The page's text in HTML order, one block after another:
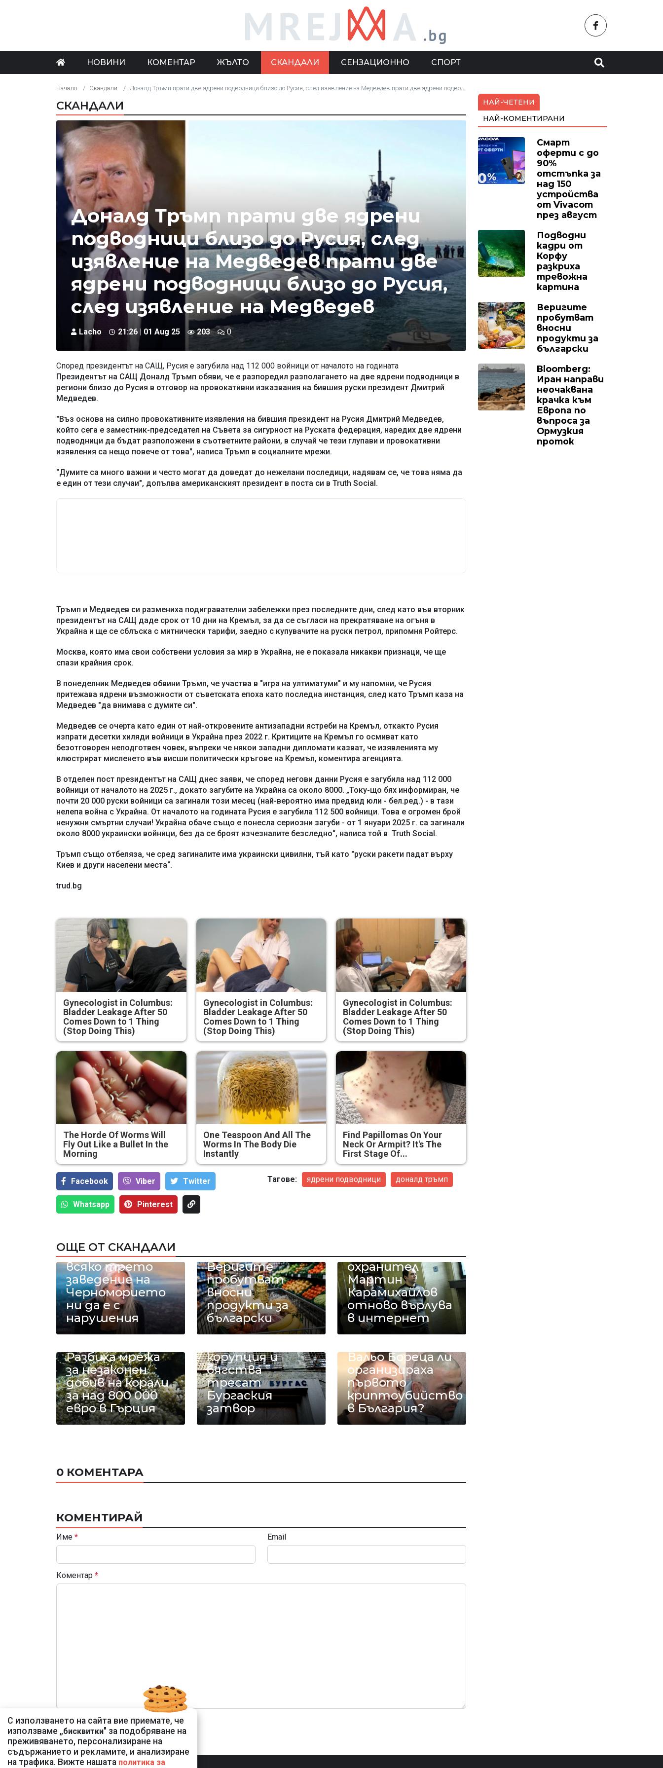
НОВИНИ КОМЕНТАР ЖЪЛТО СКАНДАЛИ СЕНЗАЦИОННО СПОРТ
Начало Скандали Доналд Тръмп прати две ядрени подводници близо до Русия, след изявление на Медведев прати две ядрени подводници близо до Русия, след изявление на Медведев
СКАНДАЛИ
Доналд Тръмп прати две ядрени
подводници близо до Русия, след
изявление на Медведев прати две
ядрени подводници близо до Русия,
след изявление на Медведев
Lacho 21:26 | 01 Aug 25 203 0
Според президентът на САЩ, Русия е загубила над 112 000 войници от началото на годината
Президентът на САЩ Доналд Тръмп обяви, че е разпоредил разполагането на две ядрени подводници в
региони близо до Русия в отговор на провокативни изказвания на бившия руски президент Дмитрий
Медведев.
"Въз основа на силно провокативните изявления на бившия президент на Русия Дмитрий Медведев,
който сега е заместник-председател на Съвета за сигурност на Руската федерация, наредих две ядрени
подводници да бъдат разположени в съответните райони, в случай че тези глупави и провокативни
изявления са нещо повече от това", написа Тръмп в социалните мрежи.
"Думите са много важни и често могат да доведат до нежелани последици, надявам се, че това няма да
е един от тези случаи", допълва американският президент в поста си в Truth Social.
Тръмп и Медведев си размениха подигравателни забележки през последните дни, след като във вторник
президентът на САЩ даде срок от 10 дни на Кремъл, за да се съгласи на прекратяване на огъня в
Украйна и ще се сблъска с митнически тарифи, заедно с купувачите на руски петрол, припомня Ройтерс.
Москва, която има свои собствени условия за мир в Украйна, не е показала никакви признаци, че ще
спази крайния срок.
В понеделник Медведев обвини Тръмп, че участва в "игра на ултиматуми" и му напомни, че Русия
притежава ядрени възможности от съветската епоха като последна инстанция, след като Тръмп каза на
Медведев "да внимава с думите си".
Медведев се очерта като един от най-откровените антизападни ястреби на Кремъл, откакто Русия
изпрати десетки хиляди войници в Украйна през 2022 г. Критиците на Кремъл го осмиват като
безотговорен неподготвен човек, въпреки че някои западни дипломати казват, че изявленията му
илюстрират мисленето във висши политически кръгове на Кремъл, коментира агенцията.
В отделен пост президентът на САЩ днес заяви, че според негови данни Русия е загубила над 112 000
войници от началото на 2025 г., докато загубите на Украйна са около 8000. „Току-що бях информиран, че
почти 20 000 руски войници са загинали този месец (най-вероятно има предвид юли - бел.ред.) - в тази
нелепа война с Украйна. От началото на годината Русия е загубила 112 500 войници. Това е огромен брой
ненужни смъртни случаи! Украйна обаче също е понесла сериозни загуби - от 1 януари 2025 г. са загинали
около 8000 украински войници, без да се броят изчезналите безследно“, написа той в Truth Social.
Тръмп също отбеляза, че сред загиналите има украински цивилни, тъй като "руски ракети падат върху
Киев и други населени места“.
trud.bg
Gynecologist in Columbus:
Bladder Leakage After 50
Comes Down to 1 Thing
(Stop Doing This)
Gynecologist in Columbus:
Bladder Leakage After 50
Comes Down to 1 Thing
(Stop Doing This)
Gynecologist in Columbus:
Bladder Leakage After 50
Comes Down to 1 Thing
(Stop Doing This)
The Horde Of Worms Will
Fly Out Like a Bullet In the
Morning
One Teaspoon And All The
Worms In The Body Die
Instantly
Find Papillomas On Your
Neck Or Armpit? It's The
First Stage Of...
Facebook Viber Тwitter
Whatsapp Pinterest
Тагове: ядрени подводници доналд тръмп
ОЩЕ ОТ СКАНДАЛИ
Анна Митова
от НАП: Запазва
тенденцията
приблизително
всяко трето
заведение на
Черноморието
ни да е с
нарушения
Веригите
пробутват
вносни
продукти за
български
Педофилът
охранител
Мартин
Карамихайлов
отново върлува
в интернет
Разбиха мрежа
за незаконен
добив на корали
за над 800 000
евро в Гърция
Смърт,
корупция и
бягства
тресат
Бургаския
затвор
Вальо Бореца ли
организираха
първото
криптоубийство
в България?
0 КОМЕНТАРА
КОМЕНТИРАЙ
Име * Email
Коментар *
НАЙ-ЧЕТЕНИ
НАЙ-КОМЕНТИРАНИ
Смарт
оферти с до
90%
отстъпка за
над 150
устройства
от Vivacom
през август
Подводни
кадри от
Корфу
разкриха
тревожна
картина
Веригите
пробутват
вносни
продукти за
български
Bloomberg:
Иран направи
неочаквана
крачка към
Европа по
въпроса за
Ормузкия
проток
С използването на сайта вие приемате, че
използваме „бисквитки" за подобряване на
преживяването, персонализиране на
съдържанието и рекламите, и анализиране
на трафика. Вижте нашата политика за